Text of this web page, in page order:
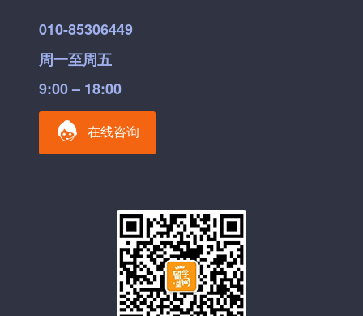
010-85306449
周一至周五
9:00 – 18:00
在线咨询